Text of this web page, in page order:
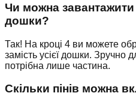
Чи можна
дошки?
Так! На кроці 4 ви можете
замість усієї дошки. Зручно
потрібна лише частина.
Скільки пінів можна